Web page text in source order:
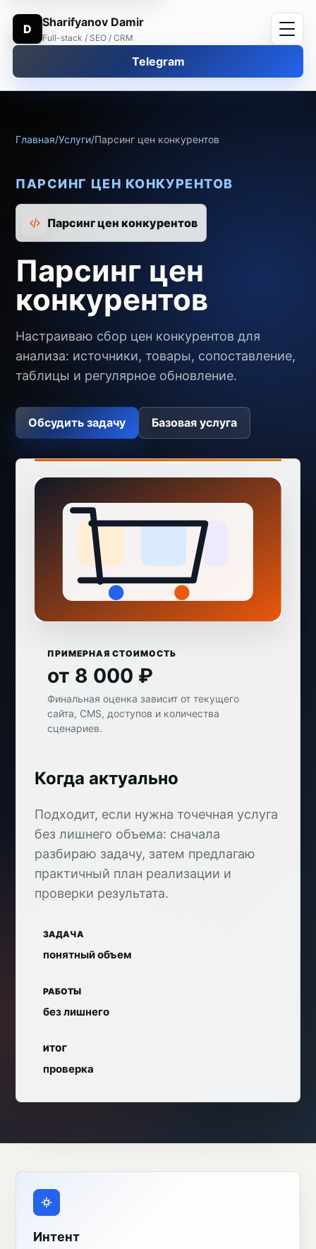
D Sharifyanov Damir
Full-stack / SEO / CRM
Telegram
Главная/Услуги/Парсинг цен конкурентов
ПАРСИНГ ЦЕН КОНКУРЕНТОВ
Парсинг цен конкурентов
Парсинг цен
конкурентов
Настраиваю сбор цен конкурентов для
анализа: источники, товары, сопоставление,
таблицы и регулярное обновление.
Обсудить задачу Базовая услуга
ПРИМЕРНАЯ СТОИМОСТЬ
от 8 000 ₽
Финальная оценка зависит от текущего
сайта, CMS, доступов и количества
сценариев.
Когда актуально
Подходит, если нужна точечная услуга
без лишнего объема: сначала
разбираю задачу, затем предлагаю
практичный план реализации и
проверки результата.
ЗАДАЧА
понятный объем
РАБОТЫ
без лишнего
ИТОГ
проверка
Интент